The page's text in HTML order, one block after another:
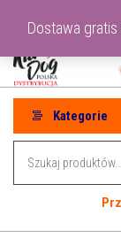
treści
Kategorie
Dostawa